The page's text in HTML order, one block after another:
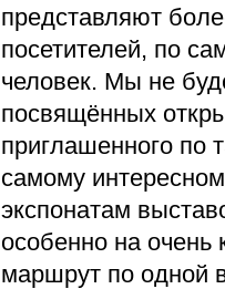
представляют
посетителей, по
человек. Мы не
посвящённых
приглашенного по
самому
экспонатам
особенно на очень
маршрут по одной